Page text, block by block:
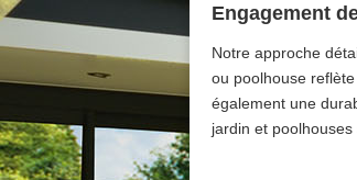
Engagement
Notre approche
ou poolhouse
également une
jardin et poolhouses